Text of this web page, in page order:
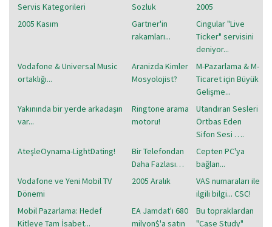
Servis Kategorileri
Sozluk
2005
2005 Kasım
Gartner'in
rakamları...
Cingular "Live
Ticker" servisini
deniyor...
Vodafone & Universal Music
ortaklığı...
Aranizda Kimler
Mosyolojist?
M-Pazarlama & M-
Ticaret için Büyük
Gelişme...
Yakınında bir yerde arkadaşın
var...
Ringtone arama
motoru!
Utandıran Sesleri
Örtbas Eden
Sifon Sesi ….
AteşleOynama-LightDating!
Bir Telefondan
Daha Fazlası…
Cepten PC'ya
bağlan...
Vodafone ve Yeni Mobil TV
Dönemi
2005 Aralık
VAS numaraları ile
ilgili bilgi... CSC!
Mobil Pazarlama: Hedef
Kitleye Tam İsabet...
EA Jamdat'ı 680
milyon$'a satın
Bu topraklardan
"Case Study"